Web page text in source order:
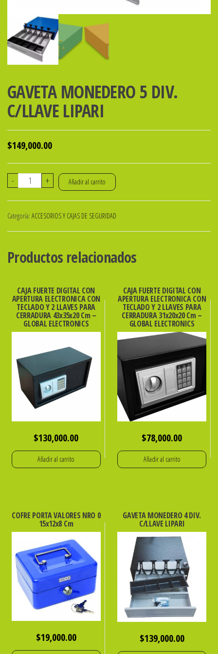
GAVETA MONEDERO 5 DIV.
C/LLAVE LIPARI
$149,000.00
-
GAVETA
DIV.
C/LLAVE
cantidad
+ Añadir al carrito
Categoría: ACCESORIOS Y CAJAS DE SEGURIDAD
Productos relacionados
CAJA FUERTE DIGITAL CON
APERTURA ELECTRONICA CON
TECLADO Y 2 LLAVES PARA
CERRADURA 43x35x20 Cm –
GLOBAL ELECTRONICS
$130,000.00
Añadir al carrito
CAJA FUERTE DIGITAL CON
APERTURA ELECTRONICA CON
TECLADO Y 2 LLAVES PARA
CERRADURA 31x20x20 Cm –
GLOBAL ELECTRONICS
$78,000.00
Añadir al carrito
COFRE PORTA VALORES NRO 0
15x12x8 Cm
$19,000.00
GAVETA MONEDERO 4 DIV.
C/LLAVE LIPARI
$139,000.00